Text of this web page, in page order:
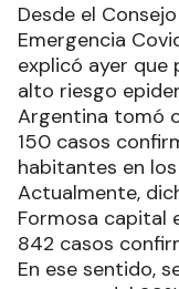
Desde el
Emergencia
explicó ayer que
alto riesgo
Argentina tomó
150 casos
habitantes en
Actualmente,
Formosa capital
842 casos
En ese sentido,